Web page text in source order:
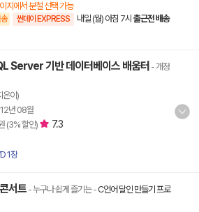
지에서 분철 선택 가능
썬데이 EXPRESS 내일 (월) 아침 7시 출근전 배송
Server 기반 데이터베이스 배움터 - 개정
은이)
년 08월
(3% 할인)
7.3
1장
서트 - 누구나 쉽게 즐기는-C언어 달인 만들기 프로